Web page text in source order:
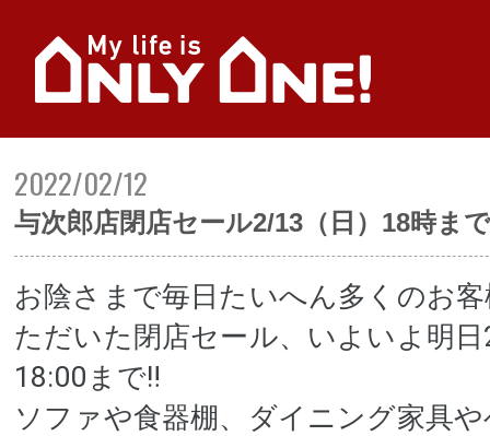
2022/02/12
与次郎店閉店セール2/13（日）18時ま
お陰さまで毎日たいへん多くのお
ただいた閉店セール、いよいよ明
18:00まで‼️
ソファや食器棚、ダイニング家具